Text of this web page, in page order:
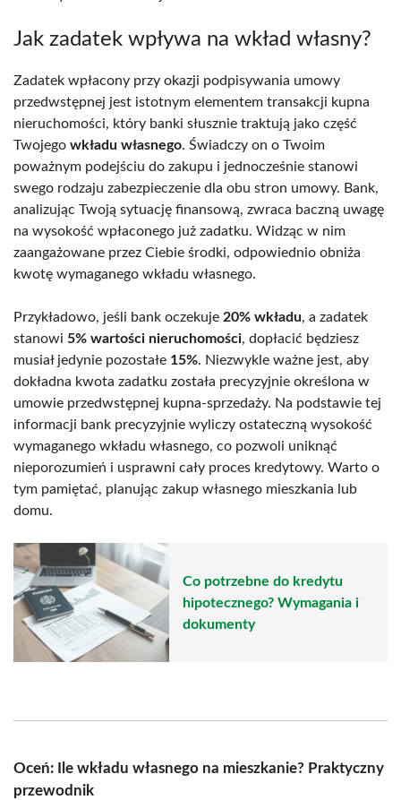
Jak zadatek wpływa na wkład własny?
Zadatek wpłacony przy okazji podpisywania umowy
przedwstępnej jest istotnym elementem transakcji kupna
nieruchomości, który banki słusznie traktują jako część
Twojego wkładu własnego. Świadczy on o Twoim
poważnym podejściu do zakupu i jednocześnie stanowi
swego rodzaju zabezpieczenie dla obu stron umowy. Bank,
analizując Twoją sytuację finansową, zwraca baczną uwagę
na wysokość wpłaconego już zadatku. Widząc w nim
zaangażowane przez Ciebie środki, odpowiednio obniża
kwotę wymaganego wkładu własnego.
Przykładowo, jeśli bank oczekuje 20% wkładu, a zadatek
stanowi 5% wartości nieruchomości, dopłacić będziesz
musiał jedynie pozostałe 15%. Niezwykle ważne jest, aby
dokładna kwota zadatku została precyzyjnie określona w
umowie przedwstępnej kupna-sprzedaży. Na podstawie tej
informacji bank precyzyjnie wyliczy ostateczną wysokość
wymaganego wkładu własnego, co pozwoli uniknąć
nieporozumień i usprawni cały proces kredytowy. Warto o
tym pamiętać, planując zakup własnego mieszkania lub
domu.
Co potrzebne do kredytu
hipotecznego? Wymagania i
dokumenty
Oceń: Ile wkładu własnego na mieszkanie? Praktyczny
przewodnik